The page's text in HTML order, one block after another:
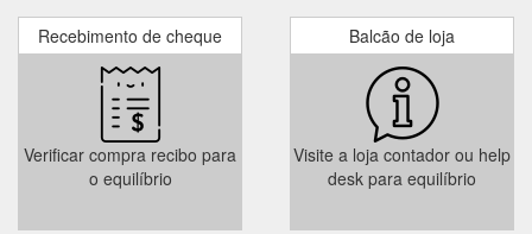
Recebimento de cheque
Verificar compra recibo para
o equilíbrio
Balcão de loja
Visite a loja contador ou help
desk para equilíbrio